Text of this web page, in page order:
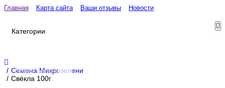
Главная Карта сайта Ваши отзывы Новости
Категории
Семена Микрозелени
Свёкла 100г
Лидер продаж!